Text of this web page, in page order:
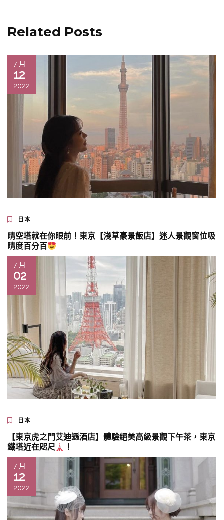
Related Posts
7 月
12
2022
日本
晴空塔就在你眼前！東京【淺草豪景飯店】迷人景觀窗位吸
睛度百分百
7 月
02
2022
日本
【東京虎之門艾迪遜酒店】體驗絕美高級景觀下午茶，東京
鐵塔近在咫尺
！
7 月
12
2022